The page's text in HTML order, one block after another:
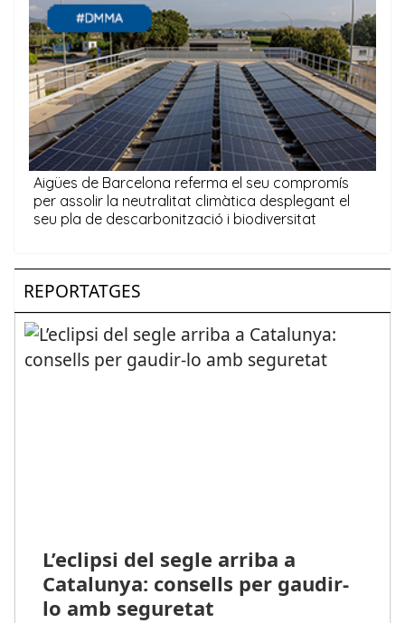
REPORTATGES
L’eclipsi del segle arriba a
Catalunya: consells per gaudir-
lo amb seguretat